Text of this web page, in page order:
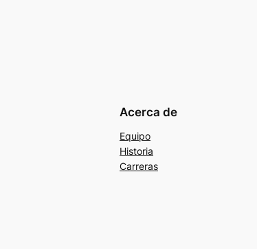
Acerca de
Equipo
Historia
Carreras